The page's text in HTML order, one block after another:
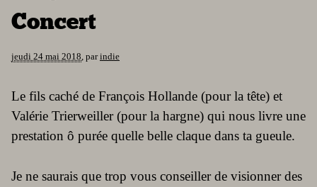
Concert
jeudi 24 mai 2018, parindie
Le fils caché de François Hollande (pour la tête) et
Valérie Trierweiller (pour la hargne) qui nous livre une
prestation ô purée quelle belle claque dans ta gueule.
Je ne saurais que trop vous conseiller de visionner des